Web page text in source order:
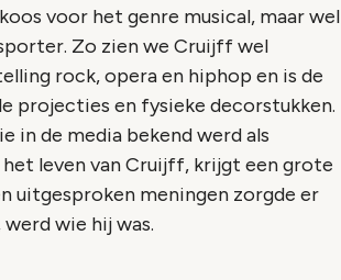
voor het genre musical, maar wel
Zo zien we Cruijff wel
rock, opera en hiphop en is de
projecties en fysieke decorstukken.
in de media bekend werd als
leven van Cruijff, krijgt een grote
uitgesproken meningen zorgde er
wie hij was.